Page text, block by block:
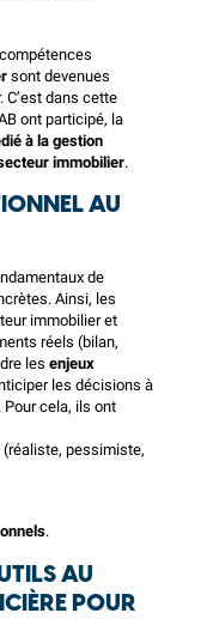
sont devenues
dans cette
ont participé, la
à la gestion
immobilier.
AU
de
Ainsi, les
immobilier et
réels (bilan,
les enjeux
les décisions à
Pour cela, ils ont
pessimiste,
.
AU
POUR